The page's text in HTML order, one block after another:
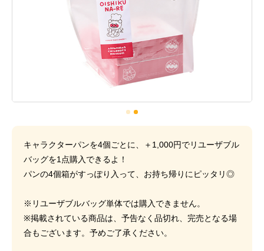
キャラクターパンを4個ごとに、＋1,000円でリユーザブル
バッグを1点購入できるよ！
パンの4個箱がすっぽり入って、お持ち帰りにピッタリ◎
※リユーザブルバッグ単体では購入できません。
※掲載されている商品は、予告なく品切れ、完売となる場
合もございます。予めご了承ください。